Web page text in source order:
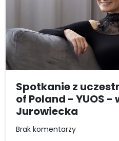
Spotkanie z
of Poland - YUOS -
Jurowiecka
Brak komentarzy